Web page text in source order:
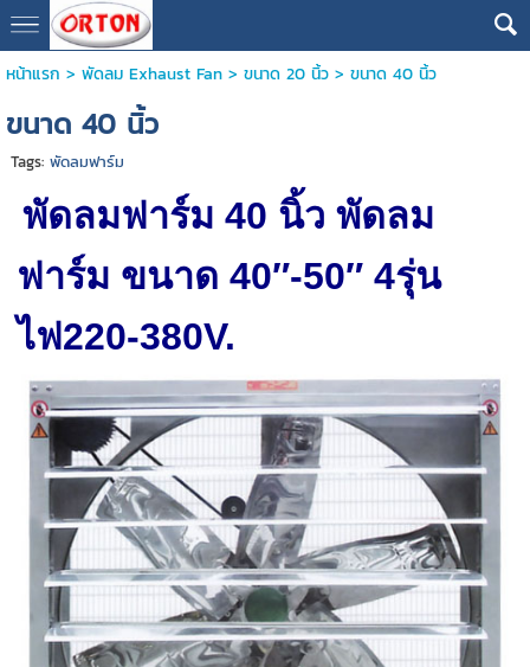
หน้าแรก > พัดลม Exhaust Fan> ขนาด 20 นิ้ว> ขนาด 40 นิ้ว
ขนาด 40 นิ้ว
Tags: พัดลมฟาร์ม
พัดลมฟาร์ม 40 นิ้ว พัดลม
ฟาร์ม ขนาด 40″-50″ 4รุ่น
ไฟ220-380V.